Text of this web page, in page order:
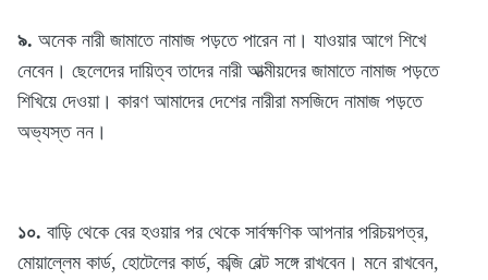
৯. অনেক নারী জামাতে নামাজ পড়তে পারেন না। যাওয়ার আগে শিখে
নেবেন। ছেলেদের দায়িত্ব তাদের নারী আত্মীয়দের জামাতে নামাজ পড়তে
শিখিয়ে দেওয়া। কারণ আমাদের দেশের নারীরা মসজিদে নামাজ পড়তে
অভ্যস্ত নন।
১০. বাড়ি থেকে বের হওয়ার পর থেকে সার্বক্ষণিক আপনার পরিচয়পত্র,
মোয়াল্লেম কার্ড, হোটেলের কার্ড, কব্জি বেল্ট সঙ্গে রাখবেন। মনে রাখবেন,